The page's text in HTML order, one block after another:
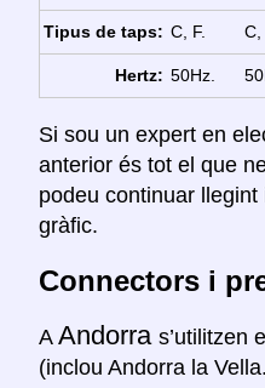
Tipus de taps: C, F. C,
Hertz: 50Hz.
Si sou un expert en
anterior és tot el que
podeu continuar llegint
gràfic.
Connectors i
A Andorra s’utilitzen
(inclou Andorra la